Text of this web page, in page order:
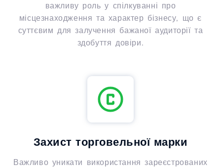
важливу роль у спілкуванні про
місцезнаходження та характер бізнесу, що є
суттєвим для залучення бажаної аудиторії та
здобуття довіри.
Захист торговельної марки
Важливо уникати використання зареєстрованих